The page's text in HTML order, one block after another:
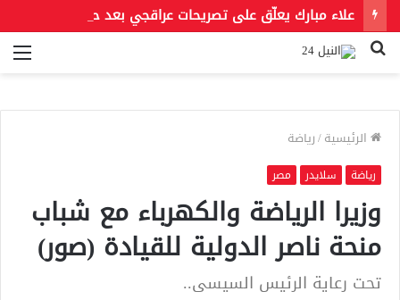
بحث
الرئيسية/رياضة
رياضة سلايدر مصر
وزيرا الرياضة والكهرباء مع شباب
منحة ناصر الدولية للقيادة (صور)
تحت رعاية الرئيس السيسى..